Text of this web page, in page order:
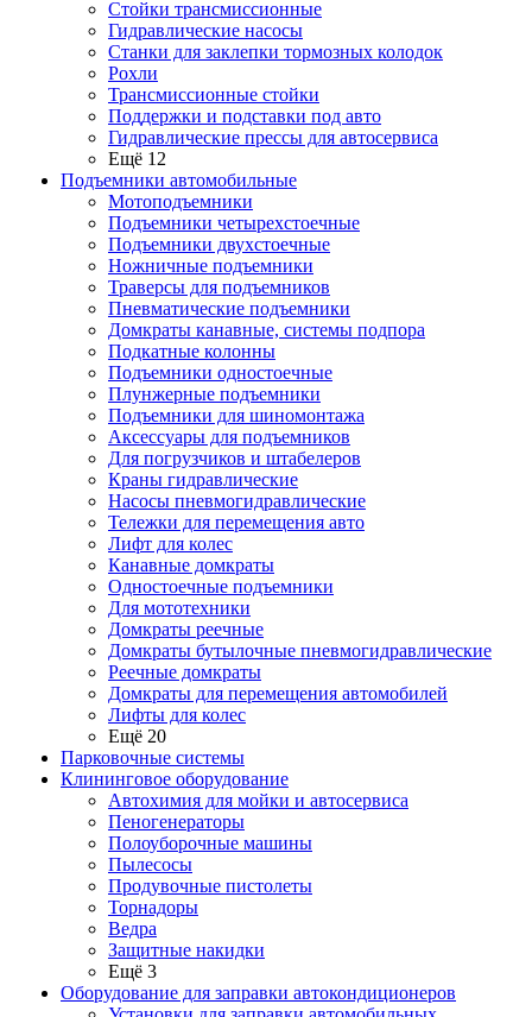
Стойки трансмиссионные
Гидравлические насосы
Cтанки для заклепки тормозных колодок
Рохли
Трансмиссионные стойки
Поддержки и подставки под авто
Гидравлические прессы для автосервиса
Ещё 12
Подъемники автомобильные
Мотоподъемники
Подъемники четырехстоечные
Подъемники двухстоечные
Ножничные подъемники
Траверсы для подъемников
Пневматические подъемники
Домкраты канавные, системы подпора
Подкатные колонны
Подъемники одностоечные
Плунжерные подъемники
Подъемники для шиномонтажа
Аксессуары для подъемников
Для погрузчиков и штабелеров
Краны гидравлические
Насосы пневмогидравлические
Тележки для перемещения авто
Лифт для колес
Канавные домкраты
Одностоечные подъемники
Для мототехники
Домкраты реечные
Домкраты бутылочные пневмогидравлические
Реечные домкраты
Домкраты для перемещения автомобилей
Лифты для колес
Ещё 20
Парковочные системы
Клининговое оборудование
Автохимия для мойки и автосервиса
Пеногенераторы
Полоуборочные машины
Пылесосы
Продувочные пистолеты
Торнадоры
Ведра
Защитные накидки
Ещё 3
Оборудование для заправки автокондиционеров